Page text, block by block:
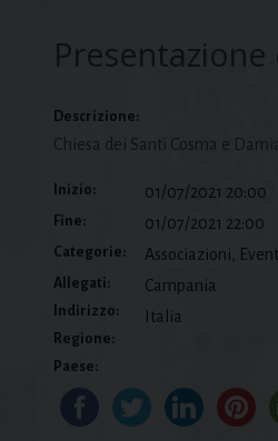
Presentazione
Descrizione:
Chiesa dei Santi Cosma e
Inizio: 01/07/2021 20:00
Fine: 01/07/2021 22:00
Categorie: Associazioni,
Allegati:
Indirizzo:
Regione:
Campania
Paese:
Italia